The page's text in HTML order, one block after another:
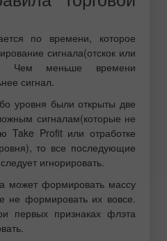
по времени, которое
сигнала(отскок или
Чем меньше времени
сигнал.
уровня были открыты две
сигналам(которые не
Take Profit или отработке
то все последующие
игнорировать.
может формировать массу
не формировать их вовсе.
первых признаках флэта